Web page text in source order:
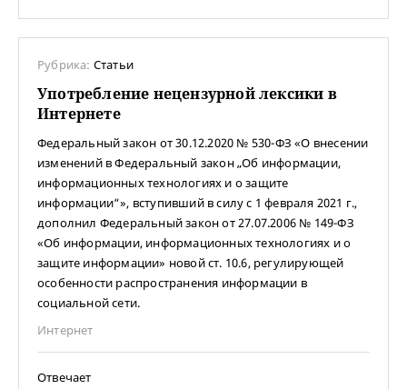
Рубрика: Статьи
Употребление нецензурной лексики в
Интернете
Федеральный закон от 30.12.2020 № 530-ФЗ «О внесении
изменений в Федеральный закон „Об информации,
информационных технологиях и о защите
информации“», вступивший в силу с 1 февраля 2021 г.,
дополнил Федеральный закон от 27.07.2006 № 149-ФЗ
«Об информации, информационных технологиях и о
защите информации» новой ст. 10.6, регулирующей
особенности распространения информации в
социальной сети.
Интернет
Отвечает